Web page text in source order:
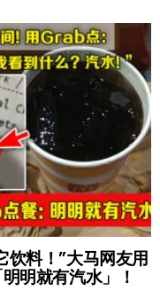
饮料！”大马网友用
明就有汽水」！